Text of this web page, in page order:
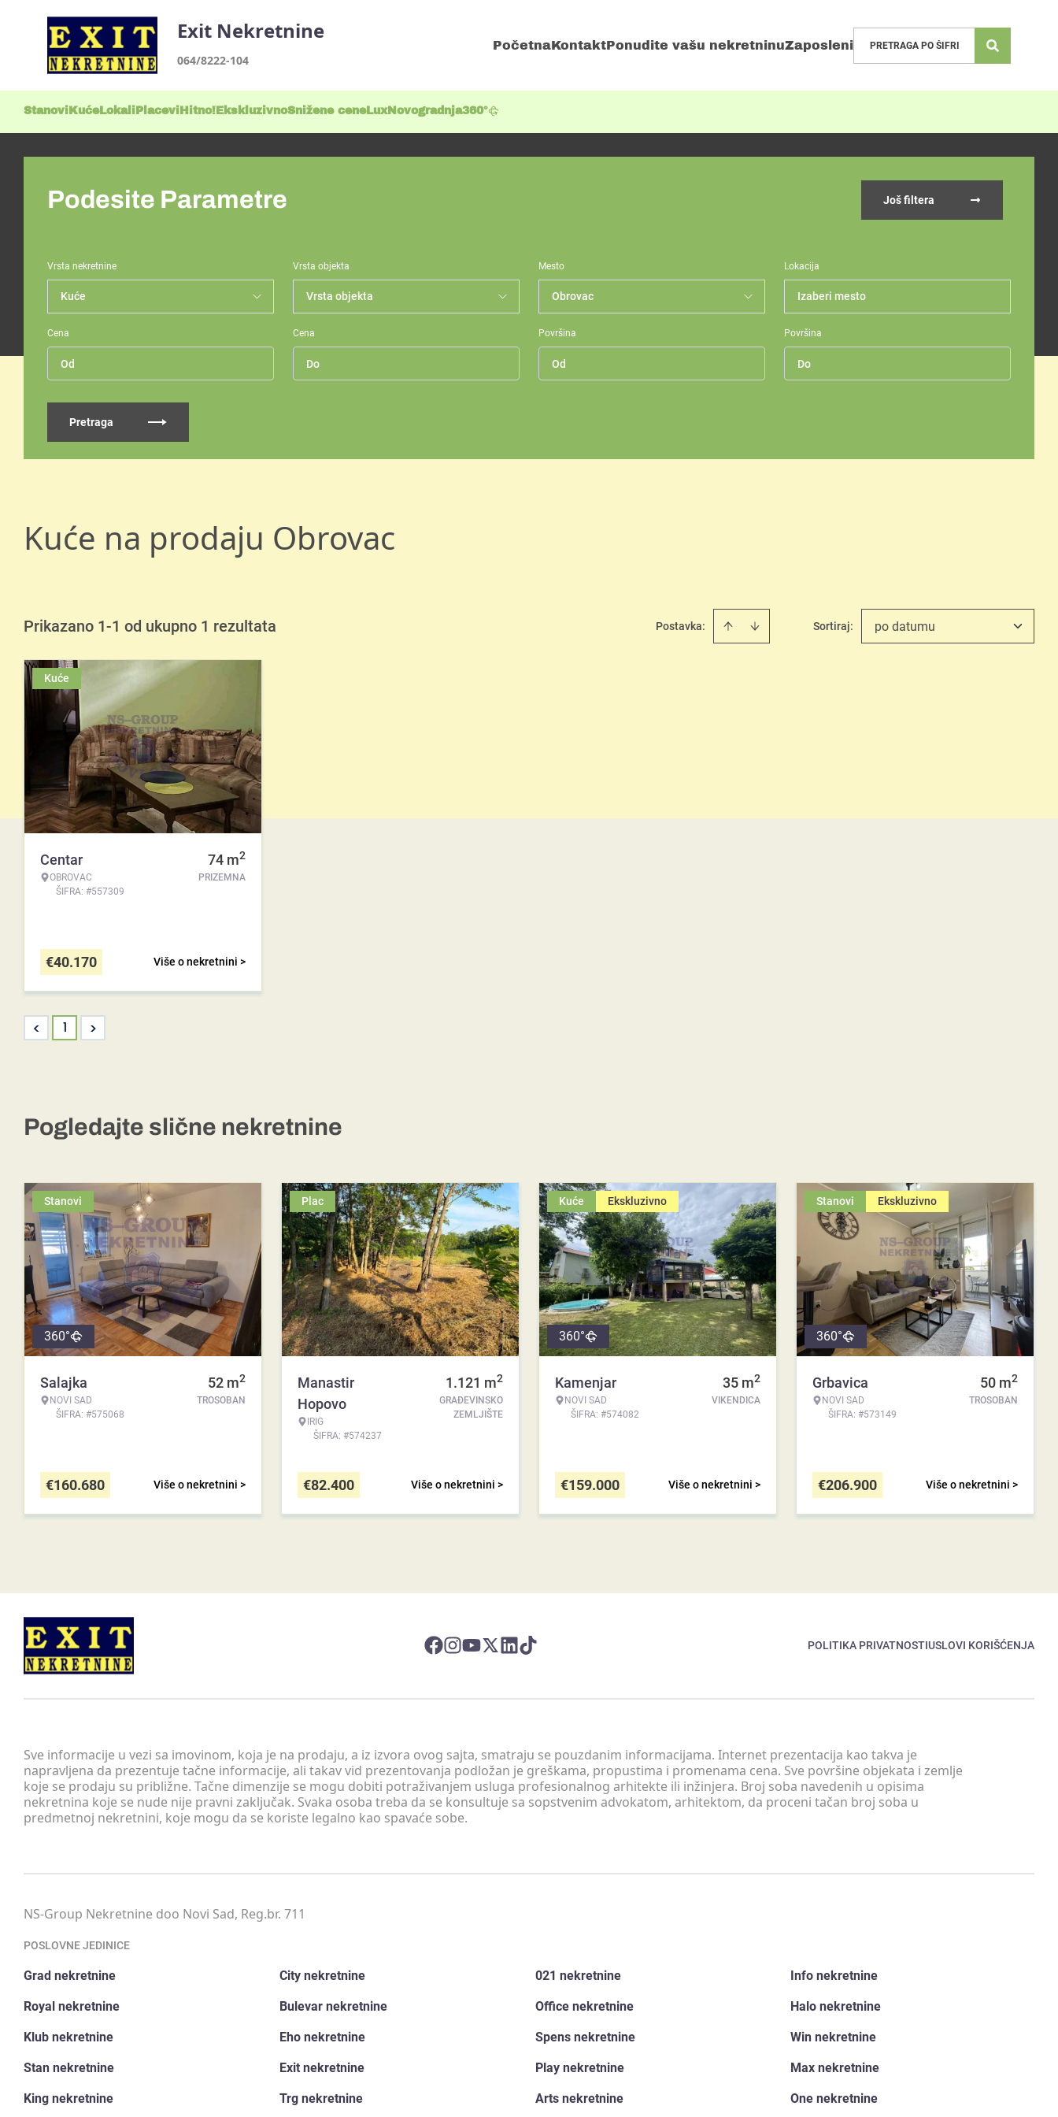
Exit Nekretnine
064/8222-104
PočetnaKontaktPonudite vašu nekretninuZaposleni
Stanovi KućeLokali Placevi Hitno! EkskluzivnoSnižene ceneLuxNovogradnja360°
Podesite Parametre Još filtera
Vrsta nekretnine Vrsta objekta Mesto Lokacija
Izaberi mesto
Cena Cena Površina Površina
Pretraga
Kuće na prodaju Obrovac
Prikazano 1-1 od ukupno 1 rezultata Postavka: Sortiraj: po datumu
Kuće
Centar
OBROVAC
ŠIFRA: #557309
74 m2
PRIZEMNA
Više o nekretnini >
€40.170
< 1 >
Pogledajte slične nekretnine
Stanovi
360°
Salajka
NOVI SAD
ŠIFRA: #575068
52 m2
TROSOBAN
Više o nekretnini >
€160.680
Plac
Manastir
Hopovo
IRIG
ŠIFRA: #574237
1.121 m2
GRAĐEVINSKO
ZEMLJIŠTE
Više o nekretnini >
€82.400
Kuće Ekskluzivno
360°
Kamenjar
NOVI SAD
ŠIFRA: #574082
35 m2
VIKENDICA
Više o nekretnini >
€159.000
Stanovi Ekskluzivno
360°
Grbavica
NOVI SAD
ŠIFRA: #573149
50 m2
TROSOBAN
Više o nekretnini >
€206.900
POLITIKA PRIVATNOSTIUSLOVI KORIŠĆENJA
Sve informacije u vezi sa imovinom, koja je na prodaju, a iz izvora ovog sajta, smatraju se pouzdanim informacijama. Internet prezentacija kao takva je
napravljena da prezentuje tačne informacije, ali takav vid prezentovanja podložan je greškama, propustima i promenama cena. Sve površine objekata i zemlje
koje se prodaju su približne. Tačne dimenzije se mogu dobiti potraživanjem usluga profesionalnog arhitekte ili inžinjera. Broj soba navedenih u opisima
nekretnina koje se nude nije pravni zaključak. Svaka osoba treba da se konsultuje sa sopstvenim advokatom, arhitektom, da proceni tačan broj soba u
predmetnoj nekretnini, koje mogu da se koriste legalno kao spavaće sobe.
NS-Group Nekretnine doo Novi Sad, Reg.br. 711
POSLOVNE JEDINICE
Grad nekretnine City nekretnine 021 nekretnine Info nekretnine
Royal nekretnine Bulevar nekretnine Office nekretnine Halo nekretnine
Klub nekretnine Eho nekretnine Spens nekretnine Win nekretnine
Stan nekretnine Exit nekretnine Play nekretnine Max nekretnine
King nekretnine Trg nekretnine Arts nekretnine One nekretnine